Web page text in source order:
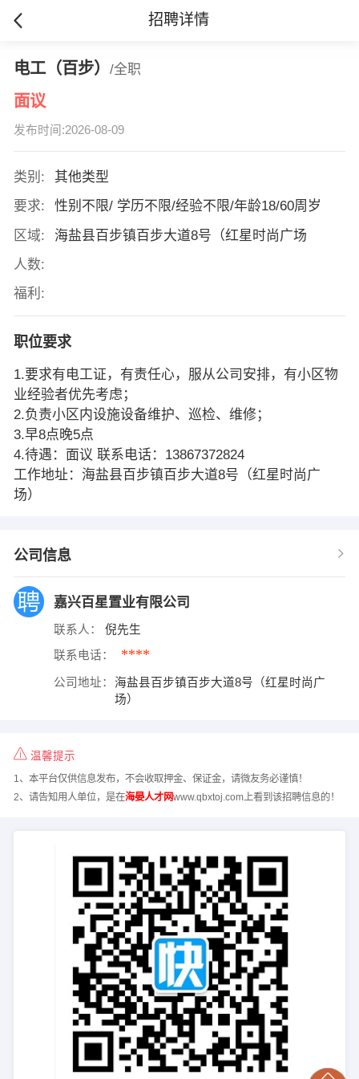
招聘详情
电工（百步） /全职
面议
发布时间:2026-08-09
类别:
其他类型
要求:
性别不限/ 学历不限/经验不限/年龄18/60周岁
区域:
海盐县百步镇百步大道8号（红星时尚广场
人数:
福利:
职位要求
1.要求有电工证，有责任心，服从公司安排，有小区物
业经验者优先考虑；
2.负责小区内设施设备维护、巡检、维修；
3.早8点晚5点
4.待遇：面议 联系电话：13867372824
工作地址：海盐县百步镇百步大道8号（红星时尚广
场）
公司信息
嘉兴百星置业有限公司
联系人： 倪先生
联系电话： ****
公司地址：
海盐县百步镇百步大道8号（红星时尚广
场）
温馨提示
1、本平台仅供信息发布，不会收取押金、保证金，请微友务必谨慎！
2、请告知用人单位，是在海晏人才网www.qbxtoj.com上看到该招聘信息的！